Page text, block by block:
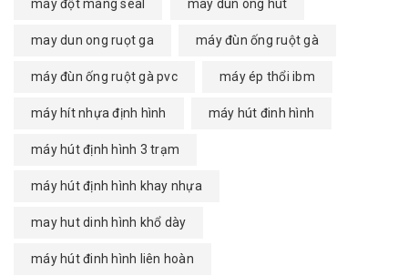
máy đột màng seal may dun ong hut
may dun ong ruọt ga máy đùn ống ruột gà
máy đùn ống ruột gà pvc máy ép thổi ibm
máy hít nhựa định hình máy hút đinh hình
máy hút định hình 3 trạm
máy hút định hình khay nhựa
may hut dinh hình khổ dày
máy hút đinh hình liên hoàn